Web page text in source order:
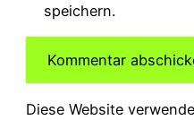
speichern.
Diese Website